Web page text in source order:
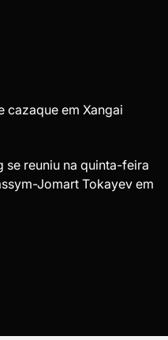
cazaque em Xangai
se reuniu na quinta-feira
Jomart Tokayev em